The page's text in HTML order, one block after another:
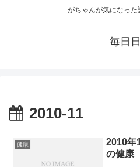
がちゃんが気になっ
毎日
2010-11
健康
2010年
の健康